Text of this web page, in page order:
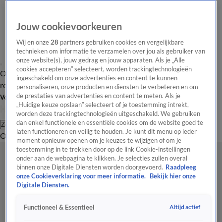
Overzicht Laatste nieuws Regionieuws Het beste van Hart
Tip de
redactie
Volg Hart van Nederland
Zoeken
OverzichtRegioUitzendingenWeerTip de redactiePanelVideo's
Jouw cookievoorkeuren
Wij en onze28 partners gebruiken cookies en vergelijkbare
technieken om informatie te verzamelen over jou als gebruiker van
onze website(s), jouw gedrag en jouw apparaten. Als je „Alle
cookies accepteren” selecteert, worden trackingtechnologieën
ingeschakeld om onze advertenties en content te kunnen
personaliseren, onze producten en diensten te verbeteren en om
de prestaties van advertenties en content te meten. Als je
„Huidige keuze opslaan” selecteert of je toestemming intrekt,
worden deze trackingtechnologieën uitgeschakeld. We gebruiken
dan enkel functionele en essentiële cookies om de website goed te
laten functioneren en veilig te houden. Je kunt dit menu op ieder
moment opnieuw openen om je keuzes te wijzigen of om je
toestemming in te trekken door op de link Cookie-instellingen
onder aan de webpagina te klikken. Je selecties zullen overal
binnen onze Digitale Diensten worden doorgevoerd. Raadpleeg
onze Cookieverklaring voor meer informatie.
Bekijk hier onze
Digitale Diensten.
Functioneel & Essentieel Altijd actief